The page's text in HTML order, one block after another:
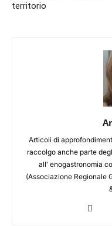
territorio
Articoli di
raccolgo anche parte
all' enogastronomia
(Associazione Regionale